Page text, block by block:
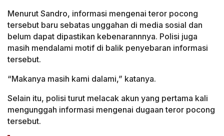
Menurut Sandro, informasi mengenai teror pocong
tersebut baru sebatas unggahan di media sosial dan
belum dapat dipastikan kebenarannnya. Polisi juga
masih mendalami motif di balik penyebaran informasi
tersebut.
“Makanya masih kami dalami,” katanya.
Selain itu, polisi turut melacak akun yang pertama kali
mengunggah informasi mengenai dugaan teror pocong
tersebut.